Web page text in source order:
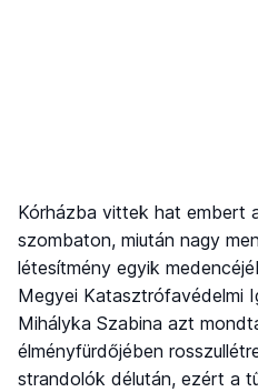
Kórházba vittek hat embert
szombaton, miután nagy
létesítmény egyik
Megyei Katasztrófavédelmi
Mihályka Szabina azt
élményfürdőjében
strandolók délután, ezért a